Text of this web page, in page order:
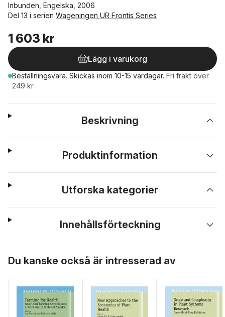
Inbunden, Engelska, 2006
Del 13 i serien Wageningen UR Frontis Series
1 603 kr
Lägg i varukorg
Beställningsvara. Skickas inom 10-15 vardagar. Fri frakt över
249 kr.
Beskrivning
Produktinformation
Utforska kategorier
Innehållsförteckning
Du kanske också är intresserad av